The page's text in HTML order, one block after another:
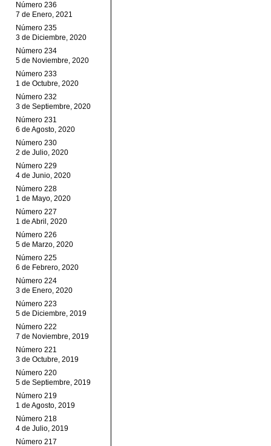
Número 236
7 de Enero, 2021
Número 235
3 de Diciembre, 2020
Número 234
5 de Noviembre, 2020
Número 233
1 de Octubre, 2020
Número 232
3 de Septiembre, 2020
Número 231
6 de Agosto, 2020
Número 230
2 de Julio, 2020
Número 229
4 de Junio, 2020
Número 228
1 de Mayo, 2020
Número 227
1 de Abril, 2020
Número 226
5 de Marzo, 2020
Número 225
6 de Febrero, 2020
Número 224
3 de Enero, 2020
Número 223
5 de Diciembre, 2019
Número 222
7 de Noviembre, 2019
Número 221
3 de Octubre, 2019
Número 220
5 de Septiembre, 2019
Número 219
1 de Agosto, 2019
Número 218
4 de Julio, 2019
Número 217